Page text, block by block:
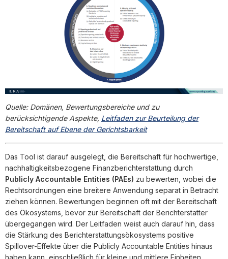
Quelle: Domänen, Bewertungsbereiche und zu
berücksichtigende Aspekte, Leitfaden zur Beurteilung der
Bereitschaft auf Ebene der Gerichtsbarkeit
Das Tool ist darauf ausgelegt, die Bereitschaft für hochwertige,
nachhaltigkeitsbezogene Finanzberichterstattung durch
Publicly Accountable Entities (PAEs) zu bewerten, wobei die
Rechtsordnungen eine breitere Anwendung separat in Betracht
ziehen können. Bewertungen beginnen oft mit der Bereitschaft
des Ökosystems, bevor zur Bereitschaft der Berichterstatter
übergegangen wird. Der Leitfaden weist auch darauf hin, dass
die Stärkung des Berichterstattungsökosystems positive
Spillover-Effekte über die Publicly Accountable Entities hinaus
haben kann, einschließlich für kleine und mittlere Einheiten.